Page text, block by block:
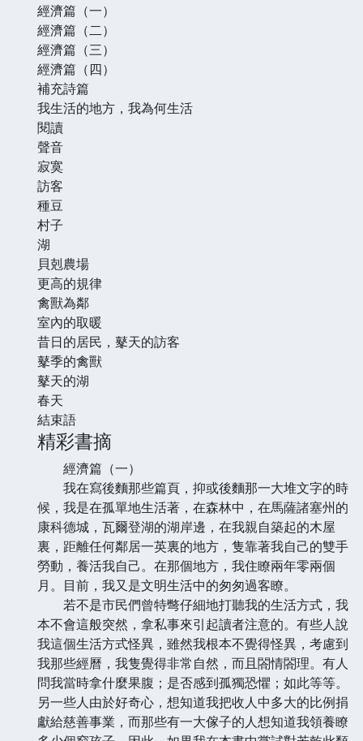
經濟篇（一）
經濟篇（二）
經濟篇（三）
經濟篇（四）
補充詩篇
我生活的地方，我為何生活
閱讀
聲音
寂寞
訪客
種豆
村子
湖
貝剋農場
更高的規律
禽獸為鄰
室內的取暖
昔日的居民，鼕天的訪客
鼕季的禽獸
鼕天的湖
春天
結束語
精彩書摘
經濟篇（一）
我在寫後麵那些篇頁，抑或後麵那一大堆文字的時
候，我是在孤單地生活著，在森林中，在馬薩諸塞州的
康科德城，瓦爾登湖的湖岸邊，在我親自築起的木屋
裏，距離任何鄰居一英裏的地方，隻靠著我自己的雙手
勞動，養活我自己。在那個地方，我住瞭兩年零兩個
月。目前，我又是文明生活中的匆匆過客瞭。
若不是市民們曾特彆仔細地打聽我的生活方式，我
本不會這般突然，拿私事來引起讀者注意的。有些人說
我這個生活方式怪異，雖然我根本不覺得怪異，考慮到
我那些經曆，我隻覺得非常自然，而且閤情閤理。有人
問我當時拿什麼果腹；是否感到孤獨恐懼；如此等等。
另一些人由於好奇心，想知道我把收人中多大的比例捐
獻給慈善事業，而那些有一大傢子的人想知道我領養瞭